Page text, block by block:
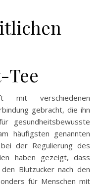
Tee
mit verschiedenen
gebracht, die ihn
gesundheitsbewusste
häufigsten genannten
der Regulierung des
haben gezeigt, dass
Blutzucker nach den
für Menschen mit